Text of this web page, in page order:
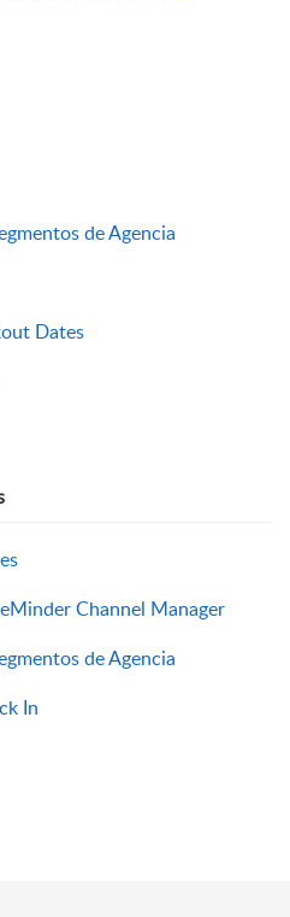
de Agencia
Dates
Channel Manager
de Agencia
In